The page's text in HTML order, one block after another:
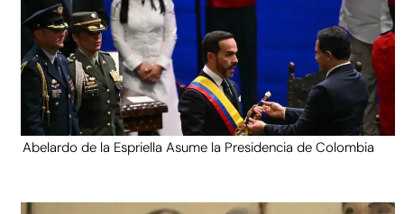
Abelardo de la Espriella Asume la Presidencia de Colombia